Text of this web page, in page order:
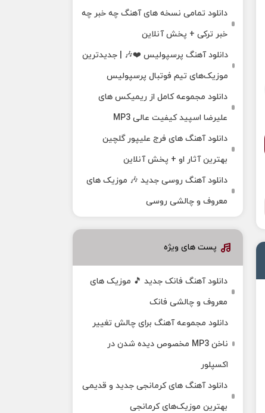
دانلود تمامی نسخه های آهنگ چه خبر چه
خبر ترکی + پخش آنلاین
دانلود آهنگ پرسپولیس ❤️🎶 | جدیدترین
موزیک‌های تیم فوتبال پرسپولیس
دانلود مجموعه کامل از ریمیکس های
علیرضا اسپید کیفیت عالی MP3
دانلود آهنگ های فرج علیپور گلچین
بهترین آثار او + پخش آنلاین
دانلود آهنگ روسی جدید 🎶 موزیک‌ های
معروف و چالشی روسی
پست های ویژه
دانلود آهنگ فانک جدید 🎵 موزیک‌ های
معروف و چالشی فانک
دانلود مجموعه آهنگ برای چالش تغییر
ناخن MP3 مخصوص دیده شدن در
اکسپلور
دانلود آهنگ‌ های کرمانجی جدید و قدیمی
بهترین موزیک‌های کرمانجی